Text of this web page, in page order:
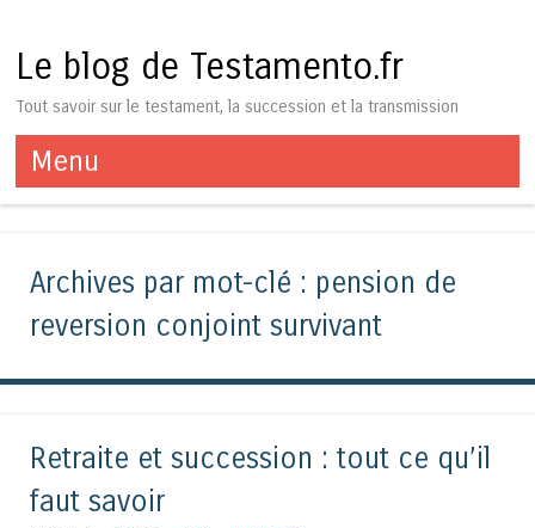
Le blog de Testamento.fr
Tout savoir sur le testament, la succession et la transmission
Menu
Aller au contenu
Archives par mot-clé : pension de
reversion conjoint survivant
Retraite et succession : tout ce qu’il
faut savoir